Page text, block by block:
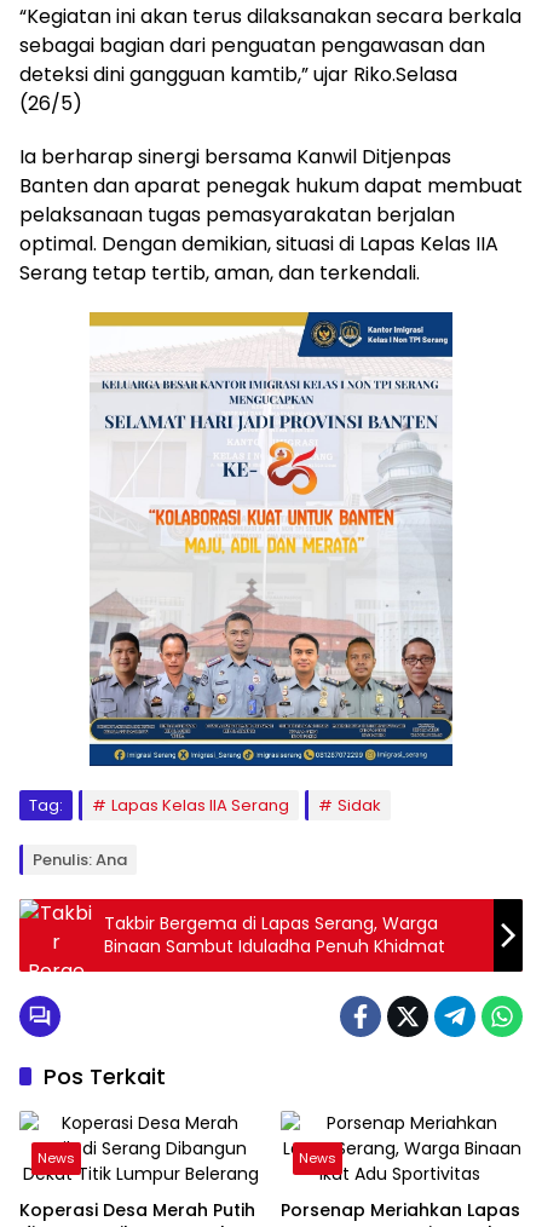
“Kegiatan ini akan terus dilaksanakan secara berkala
sebagai bagian dari penguatan pengawasan dan
deteksi dini gangguan kamtib,” ujar Riko.Selasa
(26/5)
Ia berharap sinergi bersama Kanwil Ditjenpas
Banten dan aparat penegak hukum dapat membuat
pelaksanaan tugas pemasyarakatan berjalan
optimal. Dengan demikian, situasi di Lapas Kelas IIA
Serang tetap tertib, aman, dan terkendali.
Tag: Lapas Kelas IIA Serang Sidak
Penulis: Ana
Takbir Bergema di Lapas Serang, Warga
Binaan Sambut Iduladha Penuh Khidmat
Pos Terkait
News
Koperasi Desa Merah Putih
News
Porsenap Meriahkan Lapas